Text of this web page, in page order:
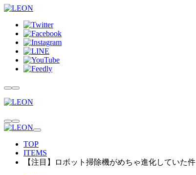
TOP
ITEMS
【注目】ロボット掃除機がめちゃ進化していた件